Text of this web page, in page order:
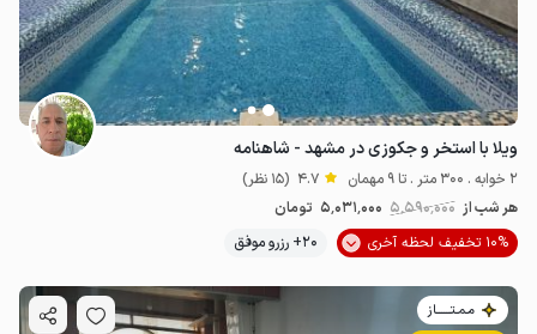
ویلا با استخر و جکوزی در مشهد - شاهنامه
2 خوابه . 300 متر . تا 9 مهمان 4.7 (15 نظر)
هر شب از 5٬590٬000 5٬031٬000 تومان
10% تخفیف لحظه آخری
20+ رزرو موفق
مـمـتــــــاز